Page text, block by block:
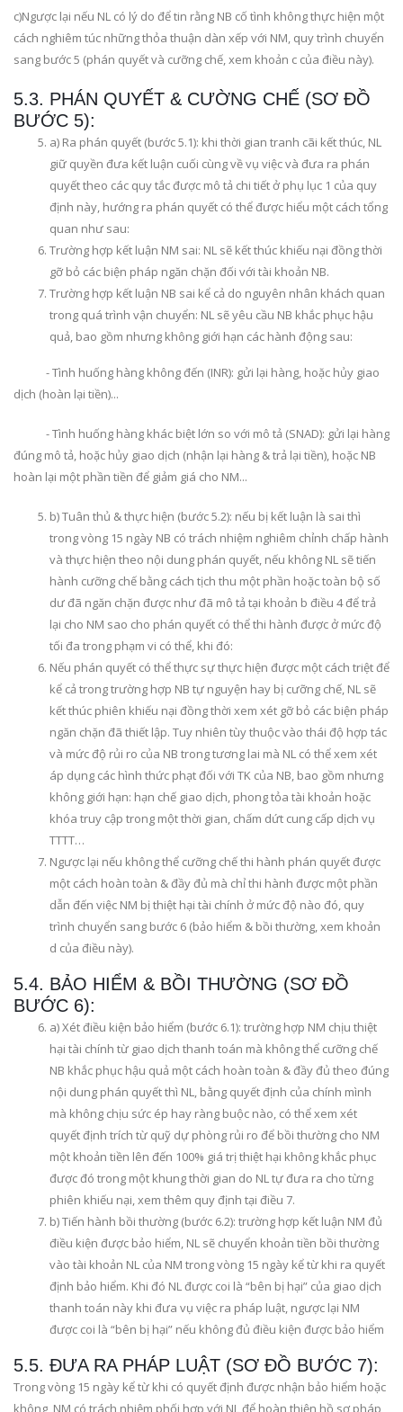
c)Ngược lại nếu NL có lý do để tin rằng NB cố tình không thực hiện một
cách nghiêm túc những thỏa thuận dàn xếp với NM, quy trình chuyển
sang bước 5 (phán quyết và cưỡng chế, xem khoản c của điều này).
5.3. PHÁN QUYẾT & CƯỜNG CHẾ (SƠ ĐỒ
BƯỚC 5):
a) Ra phán quyết (bước 5.1): khi thời gian tranh cãi kết thúc, NL
giữ quyền đưa kết luận cuối cùng về vụ việc và đưa ra phán
quyết theo các quy tắc được mô tả chi tiết ở phụ lục 1 của quy
định này, hướng ra phán quyết có thể được hiểu một cách tổng
quan như sau:
Trường hợp kết luận NM sai: NL sẽ kết thúc khiếu nại đồng thời
gỡ bỏ các biện pháp ngăn chặn đối với tài khoản NB.
Trường hợp kết luận NB sai kể cả do nguyên nhân khách quan
trong quá trình vận chuyển: NL sẽ yêu cầu NB khắc phục hậu
quả, bao gồm nhưng không giới hạn các hành động sau:
- Tình huống hàng không đến (INR): gửi lại hàng, hoặc hủy giao
dịch (hoàn lại tiền)...
- Tình huống hàng khác biệt lớn so với mô tả (SNAD): gửi lại hàng
đúng mô tả, hoặc hủy giao dịch (nhận lại hàng & trả lại tiền), hoặc NB
hoàn lại một phần tiền để giảm giá cho NM...
b) Tuân thủ & thực hiện (bước 5.2): nếu bị kết luận là sai thì
trong vòng 15 ngày NB có trách nhiệm nghiêm chỉnh chấp hành
và thực hiện theo nội dung phán quyết, nếu không NL sẽ tiến
hành cưỡng chế bằng cách tịch thu một phần hoặc toàn bộ số
dư đã ngăn chặn được như đã mô tả tại khoản b điều 4 để trả
lại cho NM sao cho phán quyết có thể thi hành được ở mức độ
tối đa trong phạm vi có thể, khi đó:
Nếu phán quyết có thể thực sự thực hiện được một cách triệt để
kể cả trong trường hợp NB tự nguyện hay bị cưỡng chế, NL sẽ
kết thúc phiên khiếu nại đồng thời xem xét gỡ bỏ các biện pháp
ngăn chặn đã thiết lập. Tuy nhiên tùy thuộc vào thái độ hợp tác
và mức độ rủi ro của NB trong tương lai mà NL có thể xem xét
áp dụng các hình thức phạt đối với TK của NB, bao gồm nhưng
không giới hạn: hạn chế giao dịch, phong tỏa tài khoản hoặc
khóa truy cập trong một thời gian, chấm dứt cung cấp dịch vụ
TTTT…
Ngược lại nếu không thể cưỡng chế thi hành phán quyết được
một cách hoàn toàn & đầy đủ mà chỉ thi hành được một phần
dẫn đến việc NM bị thiệt hại tài chính ở mức độ nào đó, quy
trình chuyển sang bước 6 (bảo hiểm & bồi thường, xem khoản
d của điều này).
5.4. BẢO HIỂM & BỒI THƯỜNG (SƠ ĐỒ
BƯỚC 6):
a) Xét điều kiện bảo hiểm (bước 6.1): trường hợp NM chịu thiệt
hại tài chính từ giao dịch thanh toán mà không thể cưỡng chế
NB khắc phục hậu quả một cách hoàn toàn & đầy đủ theo đúng
nội dung phán quyết thì NL, bằng quyết định của chính mình
mà không chịu sức ép hay ràng buộc nào, có thể xem xét
quyết định trích từ quỹ dự phòng rủi ro để bồi thường cho NM
một khoản tiền lên đến 100% giá trị thiệt hại không khắc phục
được đó trong một khung thời gian do NL tự đưa ra cho từng
phiên khiếu nại, xem thêm quy định tại điều 7.
b) Tiến hành bồi thường (bước 6.2): trường hợp kết luận NM đủ
điều kiện được bảo hiểm, NL sẽ chuyển khoản tiền bồi thường
vào tài khoản NL của NM trong vòng 15 ngày kể từ khi ra quyết
định bảo hiểm. Khi đó NL được coi là “bên bị hại” của giao dịch
thanh toán này khi đưa vụ việc ra pháp luật, ngược lại NM
được coi là “bên bị hại” nếu không đủ điều kiện được bảo hiểm
5.5. ĐƯA RA PHÁP LUẬT (SƠ ĐỒ BƯỚC 7):
Trong vòng 15 ngày kể từ khi có quyết định được nhận bảo hiểm hoặc
không, NM có trách nhiệm phối hợp với NL để hoàn thiện hồ sơ pháp